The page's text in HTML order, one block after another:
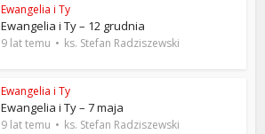
Ewangelia i Ty
Ewangelia i Ty – 12 grudnia
9 lat temu ks. Stefan Radziszewski
Ewangelia i Ty
Ewangelia i Ty – 7 maja
9 lat temu ks. Stefan Radziszewski